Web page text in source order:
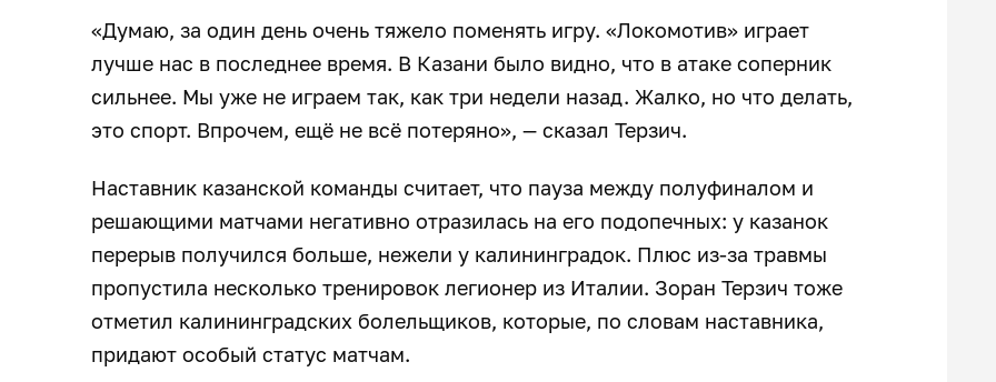
«Думаю, за один день очень тяжело поменять игру. «Локомотив» играет
лучше нас в последнее время. В Казани было видно, что в атаке соперник
сильнее. Мы уже не играем так, как три недели назад. Жалко, но что делать,
это спорт. Впрочем, ещё не всё потеряно», — сказал Терзич.
Наставник казанской команды считает, что пауза между полуфиналом и
решающими матчами негативно отразилась на его подопечных: у казанок
перерыв получился больше, нежели у калининградок. Плюс из-за травмы
пропустила несколько тренировок легионер из Италии. Зоран Терзич тоже
отметил калининградских болельщиков, которые, по словам наставника,
придают особый статус матчам.